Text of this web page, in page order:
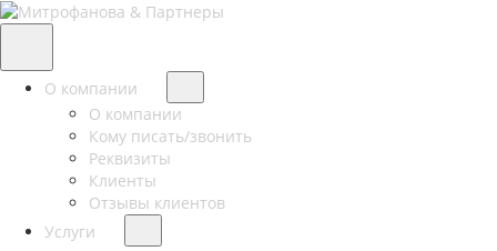
О компании
О компании
Кому писать/звонить
Реквизиты
Клиенты
Отзывы клиентов
Услуги